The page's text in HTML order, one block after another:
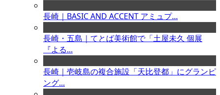
長崎｜BASIC AND ACCENT アミュプ...
長崎・五島｜てとば美術館で「土屋未久 個展
『よる...
長崎｜壱岐島の複合施設「天比登都」にグランピ
ング...